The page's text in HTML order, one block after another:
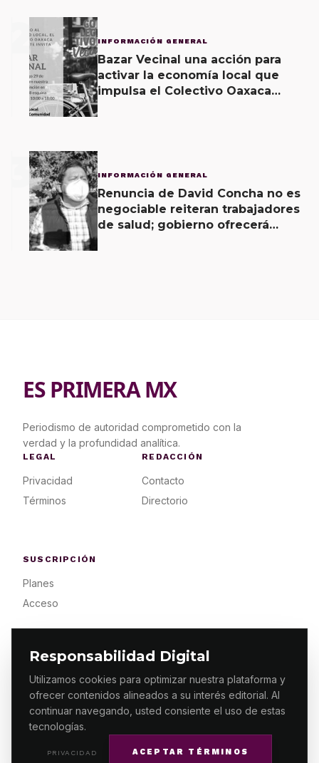
Responsabilidad Digital
Utilizamos cookies para optimizar nuestra plataforma y
ofrecer contenidos alineados a su interés editorial. Al
continuar navegando, usted consiente el uso de estas
tecnologías.
PRIVACIDAD ACEPTAR TÉRMINOS
2 INFORMACIÓN GENERAL
Bazar Vecinal una acción para
activar la economía local que
impulsa el Colectivo Oaxaca
3 INFORMACIÓN GENERAL
Renuncia de David Concha no es
negociable reiteran trabajadores
de salud; gobierno ofrecerá
ES PRIMERA MX
Periodismo de autoridad comprometido con la
verdad y la profundidad analítica.
LEGAL
Privacidad
Términos
REDACCIÓN
Contacto
Directorio
SUSCRIPCIÓN
Planes
Acceso
© 2026 ES PRIMERA MX. ALGUNOS DERECHOS
RESERVADOS / DESIGNMAKING.MX